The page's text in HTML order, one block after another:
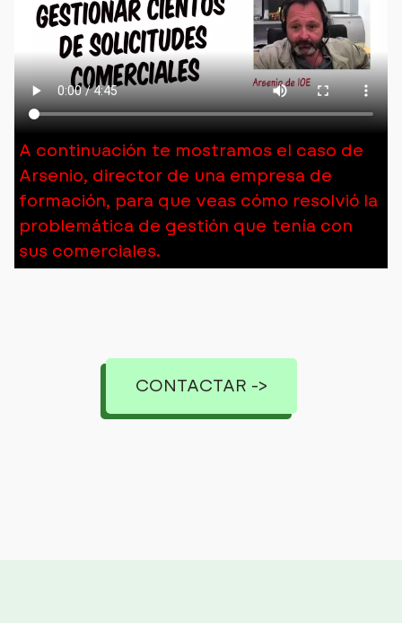
A continuación te mostramos el caso de
Arsenio, director de una empresa de
formación, para que veas cómo resolvió la
problemática de gestión que tenía con
sus comerciales.
CONTACTAR ->